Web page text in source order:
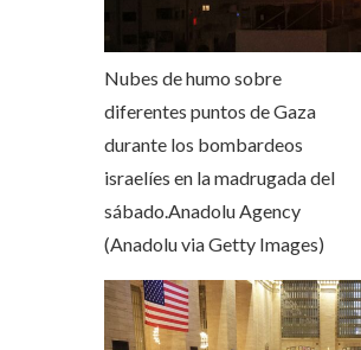
Nubes de humo sobre
diferentes puntos de Gaza
durante los bombardeos
israelíes en la madrugada del
sábado.Anadolu Agency
(Anadolu via Getty Images)